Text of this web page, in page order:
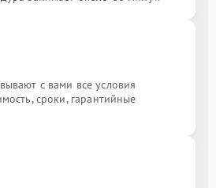
с вами все условия
сроки, гарантийные